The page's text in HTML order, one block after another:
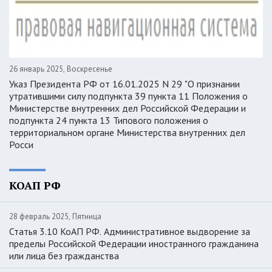
26 январь 2025, Воскресенье
Указ Президента РФ от 16.01.2025 N 29 "О признании
утратившими силу подпункта 39 пункта 11 Положения о
Министерстве внутренних дел Российской Федерации и
подпункта 24 пункта 13 Типового положения о
территориальном органе Министерства внутренних дел
Росси
КОАП РФ
28 февраль 2025, Пятница
Статья 3.10 КоАП РФ. Административное выдворение за
пределы Российской Федерации иностранного гражданина
или лица без гражданства